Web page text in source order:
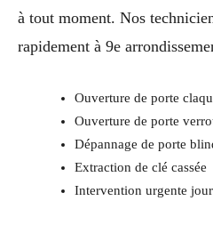
à tout moment. Nos
rapidement à 9e
Ouverture de porte
Ouverture de porte
Dépannage de porte
Extraction de clé cassée
Intervention urgente